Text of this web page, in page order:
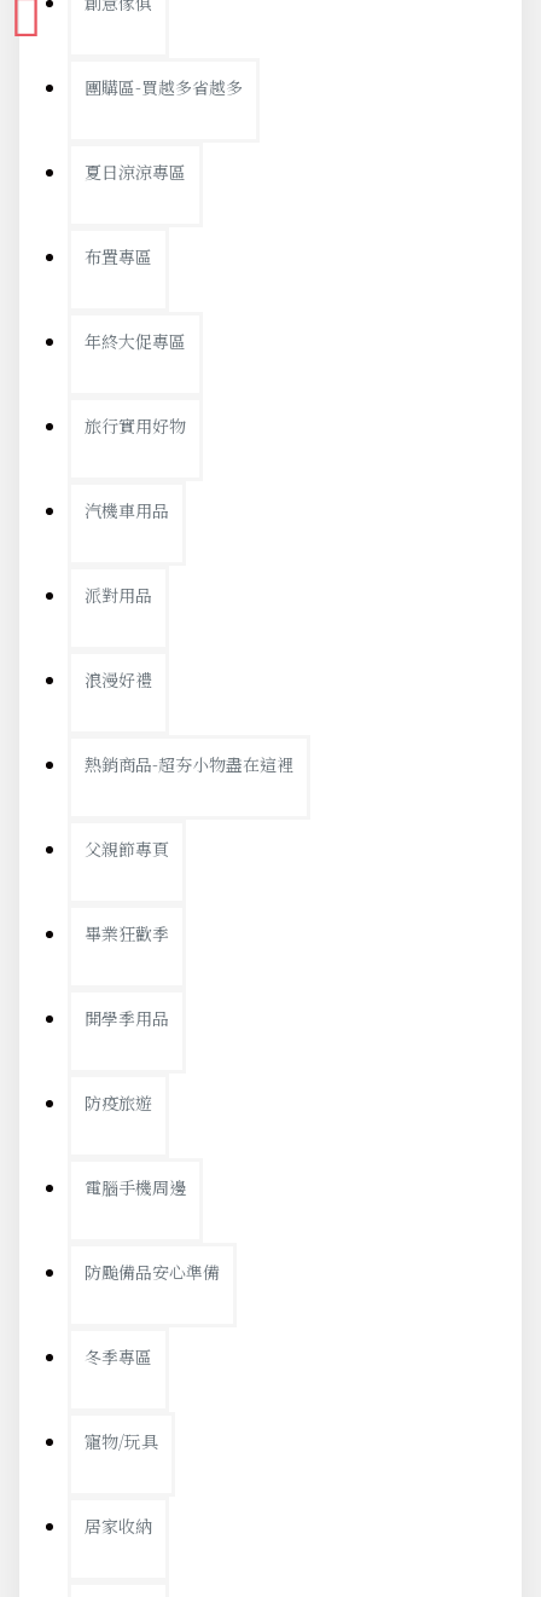
團購區-買越多省越多
夏日涼涼專區
布置專區
年終大促專區
旅行實用好物
汽機車用品
派對用品
浪漫好禮
熱銷商品-超夯小物盡在這裡
父親節專頁
畢業狂歡季
開學季用品
防疫旅遊
電腦手機周邊
防颱備品安心準備
冬季專區
寵物/玩具
居家收納